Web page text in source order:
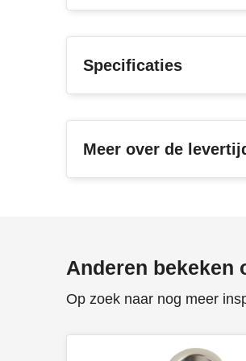
Specificaties
Meer over de
Anderen bekeken
Op zoek naar nog meer